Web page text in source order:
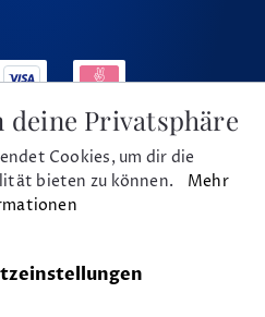
Privatsphäre
Cookies, um dir die
bieten zu können. Mehr